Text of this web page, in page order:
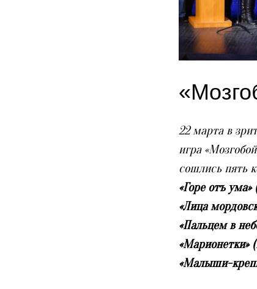
22 марта в
игра
сошлись пять
«Горе отъ
«Лица
«Пальцем в
«Марионетки»
«Малыши-